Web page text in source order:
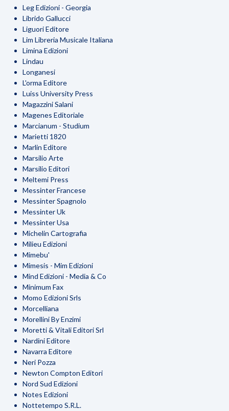
Leg Edizioni - Georgia
Librido Gallucci
Liguori Editore
Lim Libreria Musicale Italiana
Limina Edizioni
Lindau
Longanesi
L'orma Editore
Luiss University Press
Magazzini Salani
Magenes Editoriale
Marcianum - Studium
Marietti 1820
Marlin Editore
Marsilio Arte
Marsilio Editori
Meltemi Press
Messinter Francese
Messinter Spagnolo
Messinter Uk
Messinter Usa
Michelin Cartografia
Milieu Edizioni
Mimebu'
Mimesis - Mim Edizioni
Mind Edizioni - Media & Co
Minimum Fax
Momo Edizioni Srls
Morcelliana
Morellini By Enzimi
Moretti & Vitali Editori Srl
Nardini Editore
Navarra Editore
Neri Pozza
Newton Compton Editori
Nord Sud Edizioni
Notes Edizioni
Nottetempo S.R.L.